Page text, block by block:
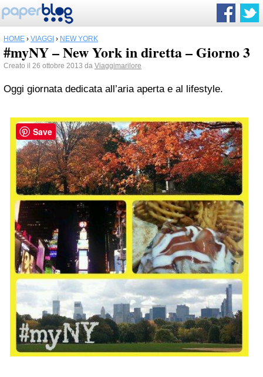
HOME › VIAGGI › NEW YORK
#myNY – New York in diretta – Giorno 3
Creato il 26 ottobre 2013 da Viaggimarilore
Oggi giornata dedicata all’aria aperta e al lifestyle.
Save